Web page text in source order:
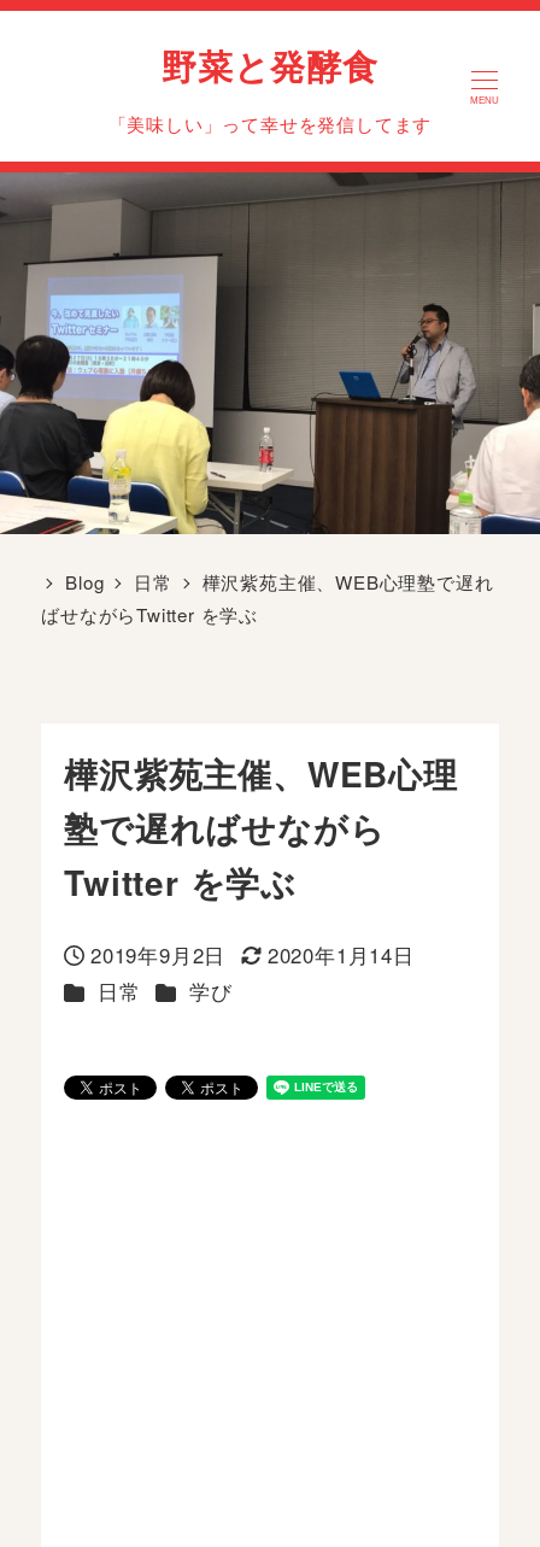
野菜と発酵食
「美味しい」って幸せを発信してます
MENU
Blog 日常
樺沢紫苑主催、WEB心理塾で遅れ
ばせながらTwitter を学ぶ
樺沢紫苑主催、WEB心理
塾で遅ればせながら
Twitter を学ぶ
投稿日
2019年9月2日
更新日
2020年1月14日
カテゴリー
日常 カテゴリー
学び